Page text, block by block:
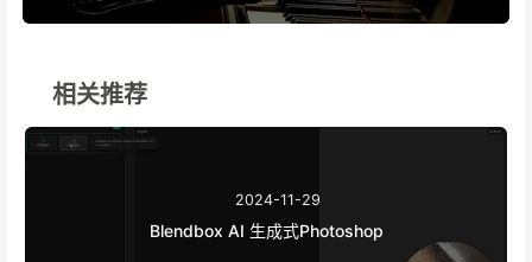
相关推荐
2024-11-29
Blendbox AI 生成式Photoshop